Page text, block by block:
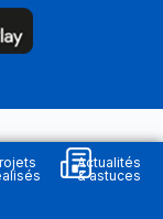
Actualités
& astuces